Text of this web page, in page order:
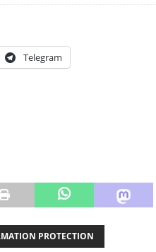
Telegram
PROTECTION